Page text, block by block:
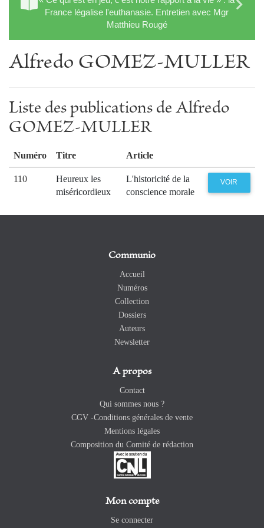
France légalise l'euthanasie. Entretien avec Mgr
Matthieu Rougé
Alfredo GOMEZ-MULLER
Liste des publications de Alfredo
GOMEZ-MULLER
Numéro Titre Article
110
Heureux les
miséricordieux
L'historicité de la
conscience morale
VOIR
Communio
Accueil
Numéros
Collection
Dossiers
Auteurs
Newsletter
A propos
Contact
Qui sommes nous ?
CGV -Conditions générales de vente
Mentions légales
Composition du Comité de rédaction
Mon compte
Se connecter